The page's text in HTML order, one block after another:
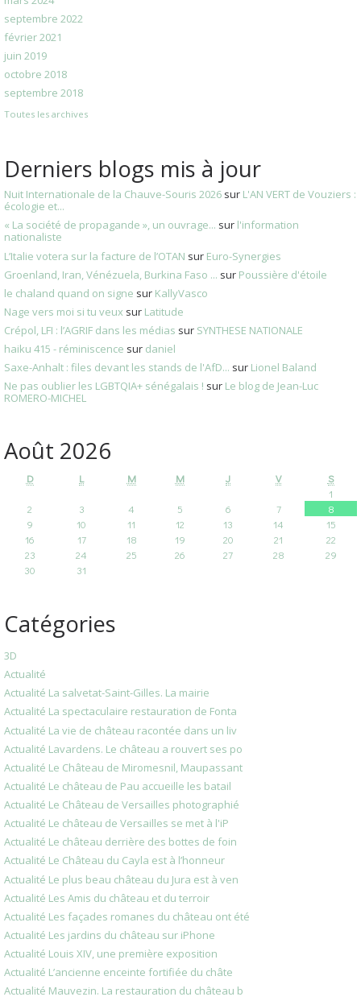
septembre 2022
février 2021
juin 2019
octobre 2018
septembre 2018
Toutes les archives
Derniers blogs mis à jour
Nuit Internationale de la Chauve-Souris 2026 sur L'AN VERT de Vouziers :
écologie et...
« La société de propagande », un ouvrage... sur l'information
nationaliste
L’Italie votera sur la facture de l’OTAN sur Euro-Synergies
Groenland, Iran, Vénézuela, Burkina Faso ... sur Poussière d'étoile
le chaland quand on signe sur KallyVasco
Nage vers moi si tu veux sur Latitude
Crépol, LFI : l’AGRIF dans les médias sur SYNTHESE NATIONALE
haiku 415 - réminiscence sur daniel
Saxe-Anhalt : files devant les stands de l'AfD... sur Lionel Baland
Ne pas oublier les LGBTQIA+ sénégalais ! sur Le blog de Jean-Luc
ROMERO-MICHEL
Août 2026
D L M M J V
S
1
2
3 4 5 6 7
8
9
10 11 12 13 14
15
16
17 18 19 20 21
22
23
24 25 26 27 28
29
30
31
Catégories
3D
Actualité
Actualité La salvetat-Saint-Gilles. La mairie
Actualité La spectaculaire restauration de Fonta
Actualité La vie de château racontée dans un liv
Actualité Lavardens. Le château a rouvert ses po
Actualité Le Château de Miromesnil, Maupassant
Actualité Le château de Pau accueille les batail
Actualité Le Château de Versailles photographié
Actualité Le château de Versailles se met à l'iP
Actualité Le château derrière des bottes de foin
Actualité Le Château du Cayla est à l’honneur
Actualité Le plus beau château du Jura est à ven
Actualité Les Amis du château et du terroir
Actualité Les façades romanes du château ont été
Actualité Les jardins du château sur iPhone
Actualité Louis XIV, une première exposition
Actualité L’ancienne enceinte fortifiée du châte
Actualité Mauvezin. La restauration du château b